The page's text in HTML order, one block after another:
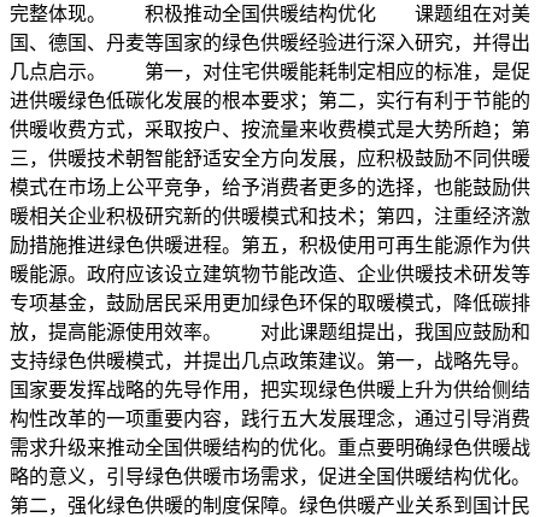
完整体现。 积极推动全国供暖结构优化 课题组在对美
国、德国、丹麦等国家的绿色供暖经验进行深入研究，并得出
几点启示。 第一，对住宅供暖能耗制定相应的标准，是促
进供暖绿色低碳化发展的根本要求；第二，实行有利于节能的
供暖收费方式，采取按户、按流量来收费模式是大势所趋；第
三，供暖技术朝智能舒适安全方向发展，应积极鼓励不同供暖
模式在市场上公平竞争，给予消费者更多的选择，也能鼓励供
暖相关企业积极研究新的供暖模式和技术；第四，注重经济激
励措施推进绿色供暖进程。第五，积极使用可再生能源作为供
暖能源。政府应该设立建筑物节能改造、企业供暖技术研发等
专项基金，鼓励居民采用更加绿色环保的取暖模式，降低碳排
放，提高能源使用效率。 对此课题组提出，我国应鼓励和
支持绿色供暖模式，并提出几点政策建议。第一，战略先导。
国家要发挥战略的先导作用，把实现绿色供暖上升为供给侧结
构性改革的一项重要内容，践行五大发展理念，通过引导消费
需求升级来推动全国供暖结构的优化。重点要明确绿色供暖战
略的意义，引导绿色供暖市场需求，促进全国供暖结构优化。
第二，强化绿色供暖的制度保障。绿色供暖产业关系到国计民